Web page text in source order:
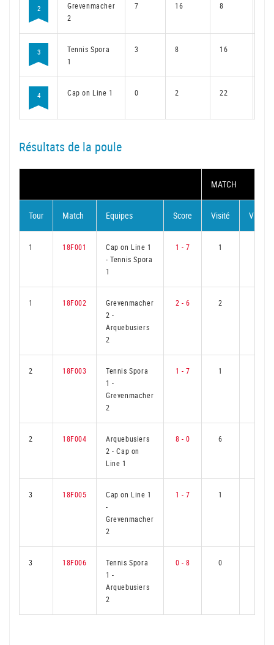
2
Grevenmacher
2
7 16 8
3
Tennis Spora
1
3 8 16
4 Cap on Line 1 0 2 22
Résultats de la poule
MATCH
Tour Match Equipes Score Visité Visiteur
1 18F001
Cap on Line 1
-Tennis Spora
1
1 - 7 1
1 18F002
Grevenmacher
2-
Arquebusiers
2
2 - 6 2
2 18F003
Tennis Spora
1-
Grevenmacher
2
1 - 7 1
2 18F004
Arquebusiers
2-Cap on
Line 1
8 - 0 6
3 18F005
Cap on Line 1
-
Grevenmacher
2
1 - 7 1
3 18F006
Tennis Spora
1-
Arquebusiers
2
0 - 8 0